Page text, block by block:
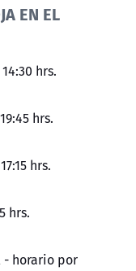
EN EL
hrs.
hrs.
hrs.
hrs.
- horario por